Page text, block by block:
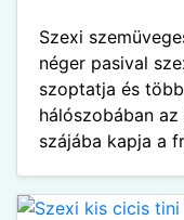
Szexi
néger pasival
szoptatja és
hálószobában
szájába kapja a